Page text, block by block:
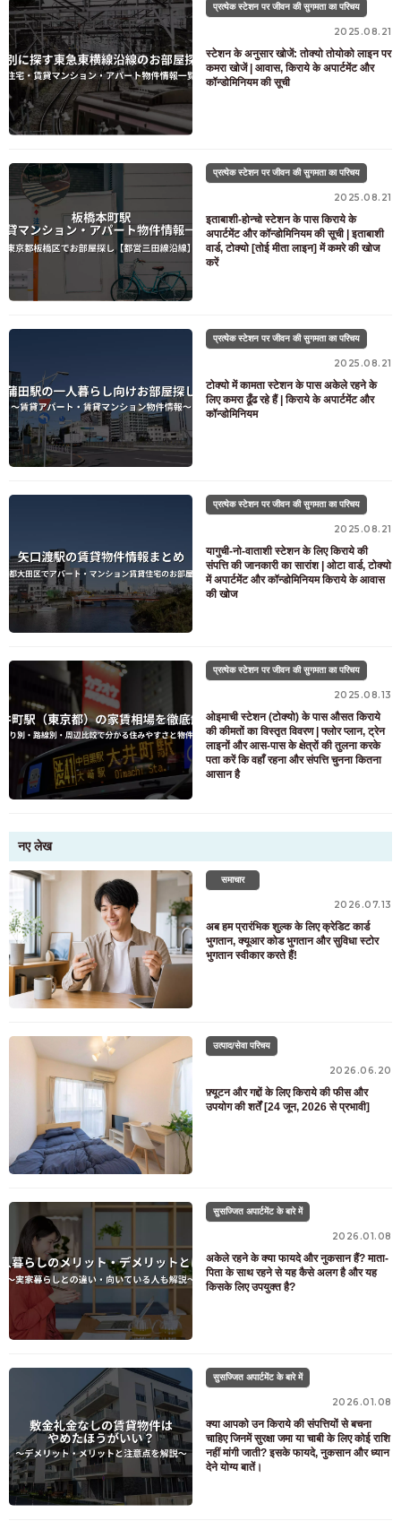
प्रत्येक स्टेशन पर जीवन की सुगमता का परिचय
2025.08.21
स्टेशन के अनुसार खोजें: तोक्यो तोयोको लाइन पर
कमरा खोजें | आवास, किराये के अपार्टमेंट और
कॉन्डोमिनियम की सूची
प्रत्येक स्टेशन पर जीवन की सुगमता का परिचय
2025.08.21
इताबाशी-होन्चो स्टेशन के पास किराये के
अपार्टमेंट और कॉन्डोमिनियम की सूची | इताबाशी
वार्ड, टोक्यो [तोई मीता लाइन] में कमरे की खोज
करें
प्रत्येक स्टेशन पर जीवन की सुगमता का परिचय
2025.08.21
टोक्यो में कामता स्टेशन के पास अकेले रहने के
लिए कमरा ढूँढ रहे हैं | किराये के अपार्टमेंट और
कॉन्डोमिनियम
प्रत्येक स्टेशन पर जीवन की सुगमता का परिचय
2025.08.21
यागुची-नो-वाताशी स्टेशन के लिए किराये की
संपत्ति की जानकारी का सारांश | ओटा वार्ड, टोक्यो
में अपार्टमेंट और कॉन्डोमिनियम किराये के आवास
की खोज
प्रत्येक स्टेशन पर जीवन की सुगमता का परिचय
2025.08.13
ओइमाची स्टेशन (टोक्यो) के पास औसत किराये
की कीमतों का विस्तृत विवरण | फ्लोर प्लान, ट्रेन
लाइनों और आस-पास के क्षेत्रों की तुलना करके
पता करें कि वहाँ रहना और संपत्ति चुनना कितना
आसान है
नए लेख
समाचार
2026.07.13
अब हम प्रारंभिक शुल्क के लिए क्रेडिट कार्ड
भुगतान, क्यूआर कोड भुगतान और सुविधा स्टोर
भुगतान स्वीकार करते हैं!
उत्पाद/सेवा परिचय
2026.06.20
फ़्यूटन और गद्दों के लिए किराये की फीस और
उपयोग की शर्तें [24 जून, 2026 से प्रभावी]
सुसज्जित अपार्टमेंट के बारे में
2026.01.08
अकेले रहने के क्या फायदे और नुकसान हैं? माता-
पिता के साथ रहने से यह कैसे अलग है और यह
किसके लिए उपयुक्त है?
सुसज्जित अपार्टमेंट के बारे में
2026.01.08
क्या आपको उन किराये की संपत्तियों से बचना
चाहिए जिनमें सुरक्षा जमा या चाबी के लिए कोई राशि
नहीं मांगी जाती? इसके फायदे, नुकसान और ध्यान
देने योग्य बातें।
कमरे की तलाश कर रहे ग्राहकों के लिए
03-6712-4346
केवल संभावित और वर्तमान निवासियों के लिए
03-6712-4344